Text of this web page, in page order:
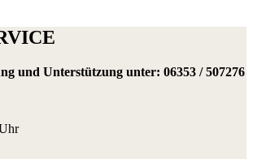
und Unterstützung unter: 06353 / 507276